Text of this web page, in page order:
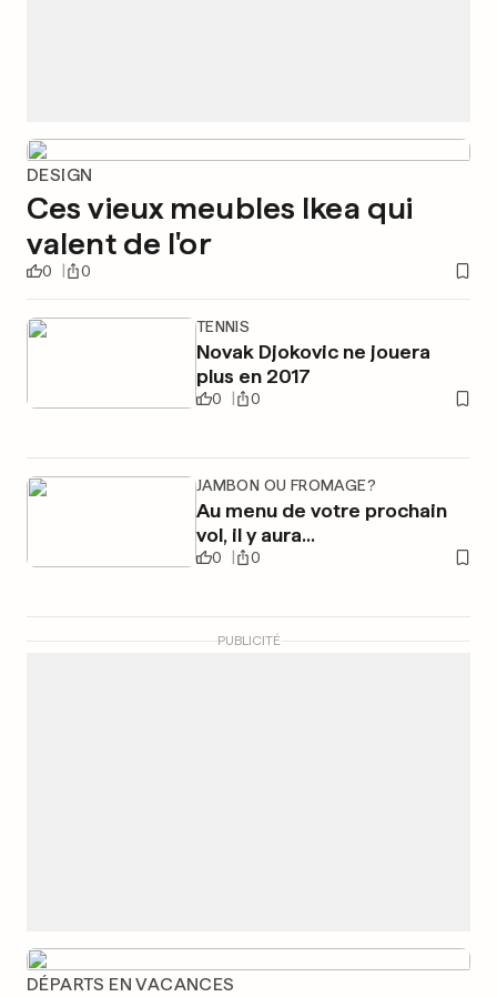
DESIGN
Ces vieux meubles Ikea qui
valent de l'or
0 0
TENNIS
Novak Djokovic ne jouera
plus en 2017
0 0
JAMBON OU FROMAGE?
Au menu de votre prochain
vol, il y aura...
0 0
PUBLICITÉ
DÉPARTS EN VACANCES